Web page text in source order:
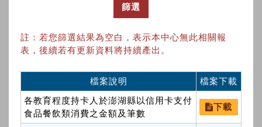
篩選
註：若您篩選結果為空白，表示本中心無此相關報
表，後續若有更新資料將持續產出。
檔案說明
檔案下載
各教育程度持卡人於澎湖縣以信用卡支付
食品餐飲類消費之金額及筆數
下載